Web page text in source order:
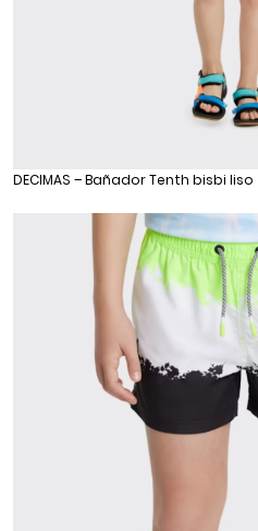
DECIMAS – Bañador Tenth bisbi liso